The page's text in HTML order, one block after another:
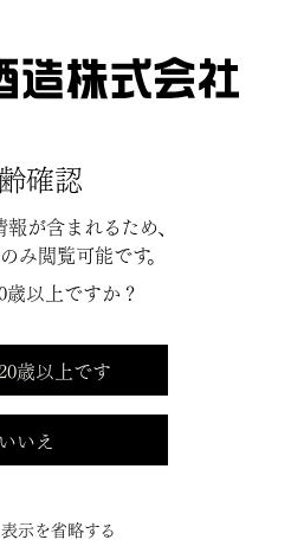
ノムネ』終売の
、厚く御礼申し上げます。
て終売させていただくこととい
確認
が含まれるため、
み閲覧可能です。
歳以上ですか？
歳以上です
いいえ
示を省略する